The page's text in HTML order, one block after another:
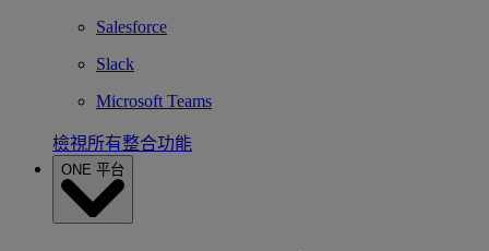
Salesforce
Slack
Microsoft Teams
檢視所有整合功能
ONE 平台